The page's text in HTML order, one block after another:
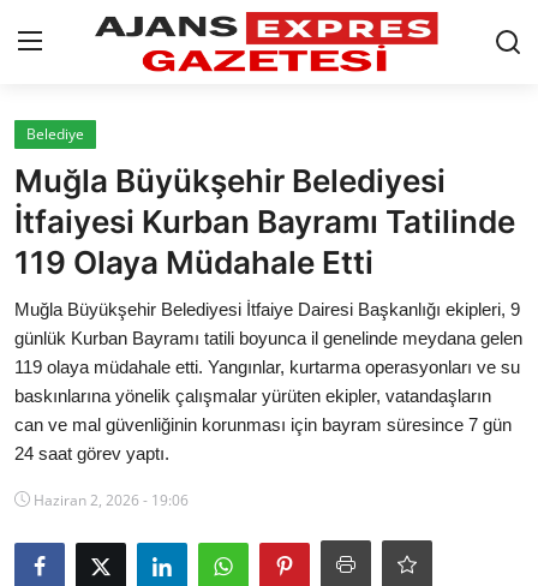
GİRİŞ YAP
AnaSayfa
Eskişehir Siyaset
Siyaset
Türkiye Gündemi
Siber Güvenlik
Ekonomi
Belediye
Muğla Büyükşehir Belediyesi
İtfaiyesi Kurban Bayramı Tatilinde
119 Olaya Müdahale Etti
Muğla Büyükşehir Belediyesi İtfaiye Dairesi Başkanlığı ekipleri, 9
günlük Kurban Bayramı tatili boyunca il genelinde meydana gelen
119 olaya müdahale etti. Yangınlar, kurtarma operasyonları ve su
baskınlarına yönelik çalışmalar yürüten ekipler, vatandaşların
can ve mal güvenliğinin korunması için bayram süresince 7 gün
24 saat görev yaptı.
Haziran 2, 2026 - 19:06